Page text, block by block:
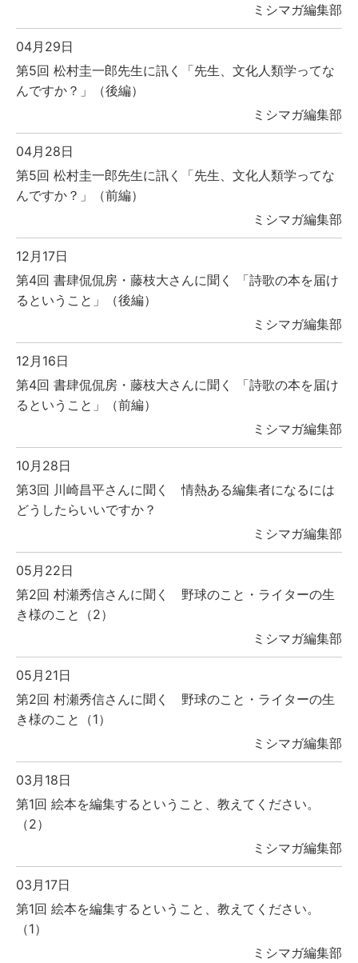
ミシマガ編集部
04月29日
第5回 松村圭一郎先生に訊く「先生、文化人類学ってな
んですか？」（後編）
ミシマガ編集部
04月28日
第5回 松村圭一郎先生に訊く「先生、文化人類学ってな
んですか？」（前編）
ミシマガ編集部
12月17日
第4回 書肆侃侃房・藤枝大さんに聞く 「詩歌の本を届け
るということ」（後編）
ミシマガ編集部
12月16日
第4回 書肆侃侃房・藤枝大さんに聞く 「詩歌の本を届け
るということ」（前編）
ミシマガ編集部
10月28日
第3回 川崎昌平さんに聞く 情熱ある編集者になるには
どうしたらいいですか？
ミシマガ編集部
05月22日
第2回 村瀬秀信さんに聞く 野球のこと・ライターの生
き様のこと（2）
ミシマガ編集部
05月21日
第2回 村瀬秀信さんに聞く 野球のこと・ライターの生
き様のこと（1）
ミシマガ編集部
03月18日
第1回 絵本を編集するということ、教えてください。
（2）
ミシマガ編集部
03月17日
第1回 絵本を編集するということ、教えてください。
（1）
ミシマガ編集部